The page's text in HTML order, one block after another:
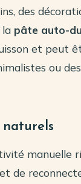
des
la pâte auto-
et peut
ou
manuelle
de